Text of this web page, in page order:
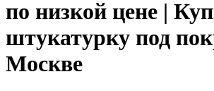
по низкой цене |
штукатурку под
Москве